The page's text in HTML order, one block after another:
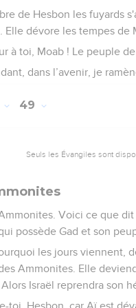
de Hesbon les fuyards
Elle dévore les tempes de
à toi, Moab ! Le peuple
dans l’avenir, je
49
Seuls les Évangiles sont
Voici ce que
possède Gad et son
les jours viennent,
Ammonites. Elle
Israël reprendra son
toi, Hesbon, car Aï est